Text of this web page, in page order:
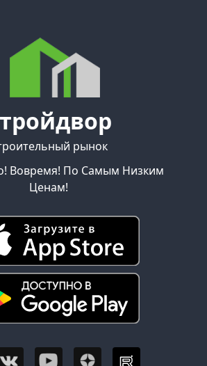
рынок
Вовремя! По Самым Низким
Ценам!